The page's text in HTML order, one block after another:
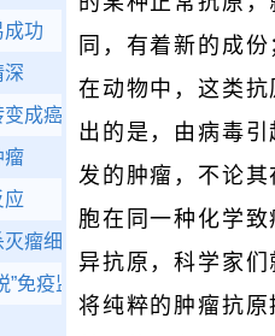
同，有着新的成
在动物中，这类
出的是，由病毒
发的肿瘤，不论
胞在同一种化学
异抗原，科学家
将纯粹的肿瘤抗
成功
深
成癌细胞的
瘤
应
瘤细胞的
免疫监视